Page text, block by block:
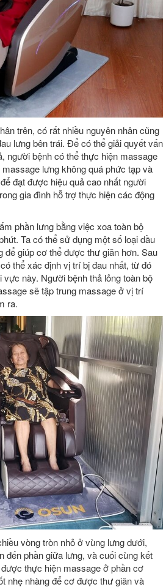
trên, có rất nhiều nguyên nhân cũng
lưng bên trái. Để có thể giải quyết vấn
người bệnh có thể thực hiện massage
lưng không quá phức tạp và
đạt được hiệu quả cao nhất người
gia đình hỗ trợ thực hiện các động
phần lưng bằng việc xoa toàn bộ
Ta có thể sử dụng một số loại dầu
để giúp cơ thể được thư giãn hơn. Sau
thể xác định vị trí bị đau nhất, từ đó
này. Người bệnh thả lỏng toàn bộ
sẽ tập trung massage ở vị trí
ra.
vòng tròn nhỏ ở vùng lưng dưới,
đến phần giữa lưng, và cuối cùng kết
thực hiện massage ở phần cơ
nhẹ nhàng để cơ được thư giãn và